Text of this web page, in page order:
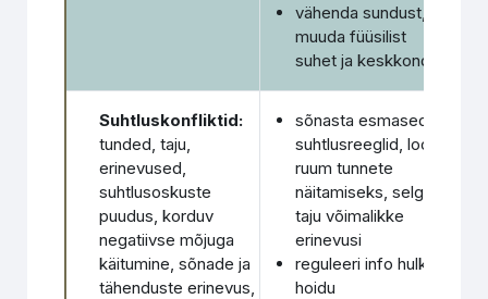
vähenda sundust,
muuda füüsilist
suhet ja keskkonda
Suhtluskonfliktid:
tunded, taju,
erinevused,
suhtlusoskuste
puudus, korduv
negatiivse mõjuga
käitumine, sõnade ja
tähenduste erinevus,
sõnasta esmased
suhtlusreeglid, loo
ruum tunnete
näitamiseks, selgita
taju võimalikke
erinevusi
reguleeri info hulka;
hoidu